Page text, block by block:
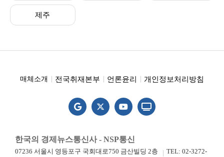
제주
매체소개 전국취재본부 언론윤리 개인정보처리방침
한국의 경제뉴스통신사 - NSP통신
07236 서울시 영등포구 국회대로750 금산빌딩 2층
TEL: 02-3272-